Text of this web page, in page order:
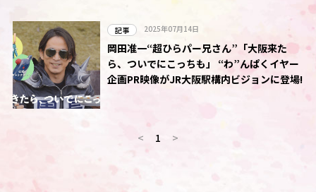
記事 2025年07月14日
岡田准一“超ひらパー兄さん”「大阪来た
ら、ついでにこっちも」 “わ”んぱくイヤー
企画PR映像がJR大阪駅構内ビジョンに登場!
< 1 >